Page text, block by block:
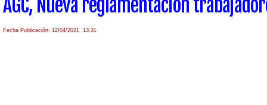
AGC, Nueva reglamentación
Fecha Publicación: 12/04/2021 13:31